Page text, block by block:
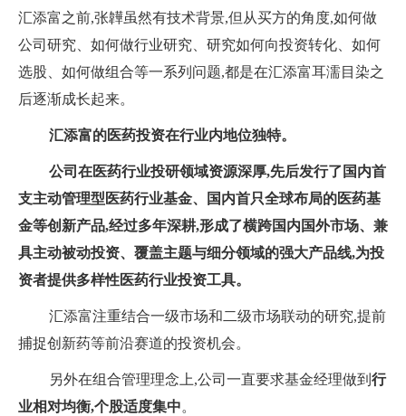
汇添富之前,张韡虽然有技术背景,但从买方的角度,如何做
公司研究、如何做行业研究、研究如何向投资转化、如何
选股、如何做组合等一系列问题,都是在汇添富耳濡目染之
后逐渐成长起来。
汇添富的医药投资在行业内地位独特。
公司在医药行业投研领域资源深厚,先后发行了国内首
支主动管理型医药行业基金、国内首只全球布局的医药基
金等创新产品,经过多年深耕,形成了横跨国内国外市场、兼
具主动被动投资、覆盖主题与细分领域的强大产品线,为投
资者提供多样性医药行业投资工具。
汇添富注重结合一级市场和二级市场联动的研究,提前
捕捉创新药等前沿赛道的投资机会。
另外在组合管理理念上,公司一直要求基金经理做到 行
业相对均衡,个股适度集中。